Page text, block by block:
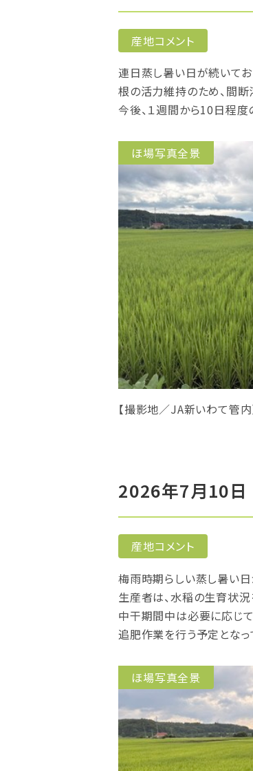
産地コメント
連日蒸し暑い日が続いてお
根の活力維持のため、間断
今後、１週間から10日程度
ほ場写真全景
【撮影地／JA新いわて管内
2026年7月10日
産地コメント
梅雨時期らしい蒸し暑い日
生産者は、水稲の生育状
中干期間中は必要に応じ
追肥作業を行う予定となっ
ほ場写真全景